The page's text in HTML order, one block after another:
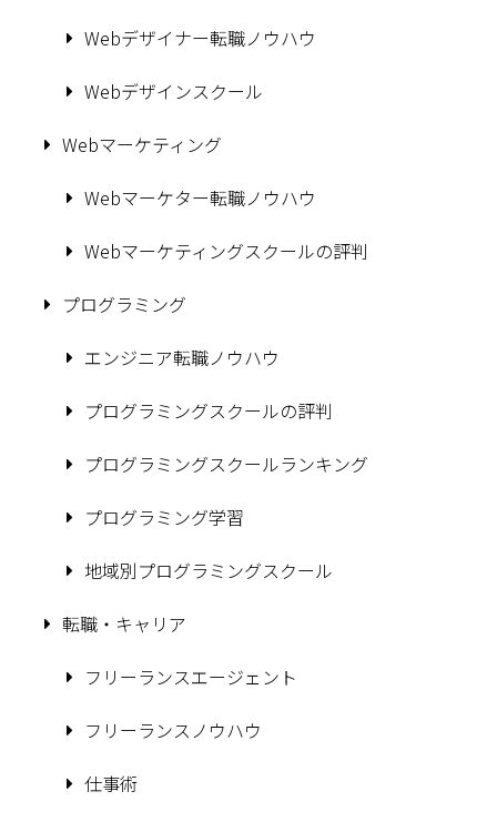
Webデザイナー転職ノウハウ
Webデザインスクール
Webマーケティング
Webマーケター転職ノウハウ
Webマーケティングスクールの評判
プログラミング
エンジニア転職ノウハウ
プログラミングスクールの評判
プログラミングスクールランキング
プログラミング学習
地域別プログラミングスクール
転職・キャリア
フリーランスエージェント
フリーランスノウハウ
仕事術